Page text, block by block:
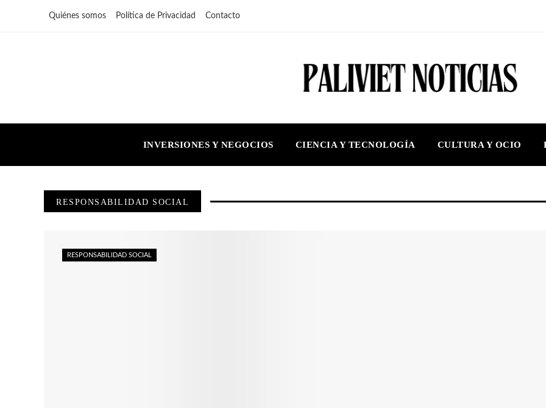
Quiénes somos Política de Privacidad Contacto
INVERSIONES Y NEGOCIOS CIENCIA Y TECNOLOGÍA CULTURA Y OCIO
RESPONSABILIDAD SOCIAL
RESPONSABILIDAD SOCIAL